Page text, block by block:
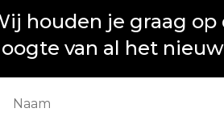
houden je graag op
van al het